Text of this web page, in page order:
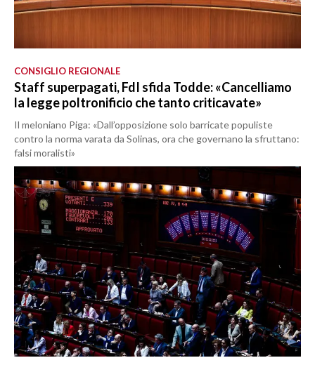
CONSIGLIO REGIONALE
Staff superpagati, FdI sfida Todde: «Cancelliamo
la legge poltronificio che tanto criticavate»
Il meloniano Piga: «Dall’opposizione solo barricate populiste
contro la norma varata da Solinas, ora che governano la sfruttano:
falsi moralisti»